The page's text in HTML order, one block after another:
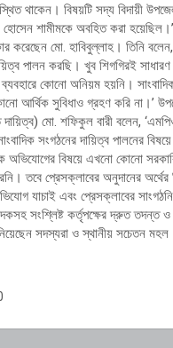
থাকেন। বিষয়টি সদ্য বিদায়ী
শামীমকে অবহিত করা হয়েছিল।’
করেছেন মো. হাবিবুল্লাহ। তিনি
পালন করছি। খুব শিগগিরই
কোনো অনিয়ম হয়নি।
আর্থিক সুবিধাও গ্রহণ করি না।’
দায়িত্ব) মো. শফিকুল বারী বলেন,
সংগঠনের দায়িত্ব পালনের
অভিযোগের বিষয়ে এখনো কোনো
তবে প্রেসক্লাবের অনুদানের অর্থের
যাচাই এবং প্রেসক্লাবের
সংশ্লিষ্ট কর্তৃপক্ষের দ্রুত তদন্ত
সদস্যরা ও স্থানীয় সচেতন